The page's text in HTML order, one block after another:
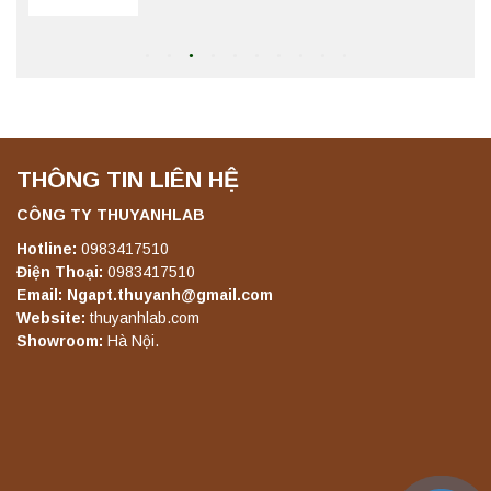
Máy ly tâm tốc độ thấp để bàn YKL04A
Yonglekang – Máy ly tâm phòng thí nghiệm
Máy ly tâm tốc độ thấp để bàn YKL02A
Yonglekang – Máy ly tâm phòng thí nghiệm
THÔNG TIN LIÊN HỆ
CÔNG TY THUYANHLAB
Hotline: 0983417510
Điện Thoại: 0983417510
Email: Ngapt.thuyanh@gmail.com
Website: thuyanhlab.com
Showroom: Hà Nội.